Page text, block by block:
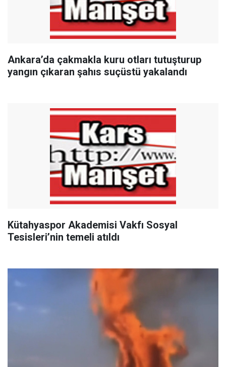
Ankara’da çakmakla kuru otları tutuşturup
yangın çıkaran şahıs suçüstü yakalandı
Kütahyaspor Akademisi Vakfı Sosyal
Tesisleri’nin temeli atıldı